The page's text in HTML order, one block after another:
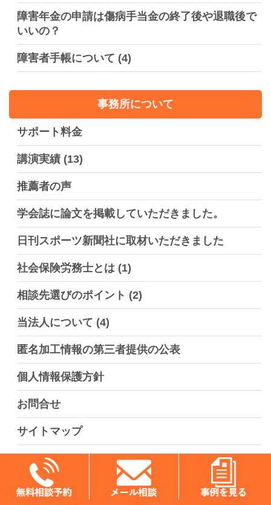
障害年金の申請は傷病手当金の終了後や退職後で
いいの？
障害者手帳について (4)
事務所について
サポート料金
講演実績 (13)
推薦者の声
学会誌に論文を掲載していただきました。
日刊スポーツ新聞社に取材いただきました
社会保険労務士とは (1)
相談先選びのポイント (2)
当法人について (4)
匿名加工情報の第三者提供の公表
個人情報保護方針
お問合せ
サイトマップ
障害年金手続きで圧倒的な実績